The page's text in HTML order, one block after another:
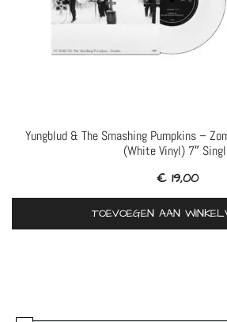
Yungblud & The Smashing Pumpkins –
(White Vinyl) 7″
€19,00
TOEVOEGEN AAN